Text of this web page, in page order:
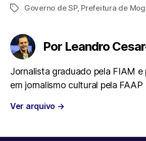
o
o
k
e A
p
r
m
TagsGoverno de SP, Prefeitura de
Por Leandro
Jornalista graduado pela FIAM
em jornalismo cultural pela FAAP
Ver arquivo →